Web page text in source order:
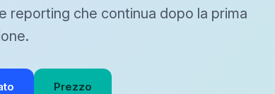
reporting che continua dopo la prima
Prezzo